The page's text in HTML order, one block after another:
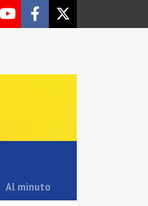
Al minuto